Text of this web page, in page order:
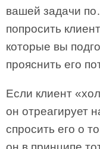
вашей задачи
попросить
которые вы
прояснить его
Если клиент
он отреагирует
спросить его о